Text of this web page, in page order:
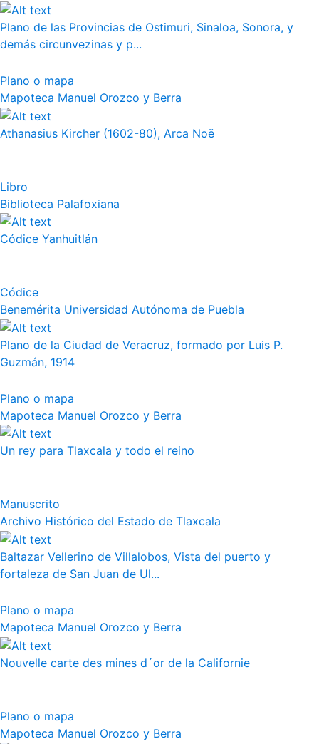
Plano de las Provincias de Ostimuri, Sinaloa, Sonora, y
demás circunvezinas y p...
Plano o mapa
Mapoteca Manuel Orozco y Berra
Athanasius Kircher (1602-80), Arca Noë
Libro
Biblioteca Palafoxiana
Códice Yanhuitlán
Códice
Benemérita Universidad Autónoma de Puebla
Plano de la Ciudad de Veracruz, formado por Luis P.
Guzmán, 1914
Plano o mapa
Mapoteca Manuel Orozco y Berra
Un rey para Tlaxcala y todo el reino
Manuscrito
Archivo Histórico del Estado de Tlaxcala
Baltazar Vellerino de Villalobos, Vista del puerto y
fortaleza de San Juan de Ul...
Plano o mapa
Mapoteca Manuel Orozco y Berra
Nouvelle carte des mines d´or de la Californie
Plano o mapa
Mapoteca Manuel Orozco y Berra